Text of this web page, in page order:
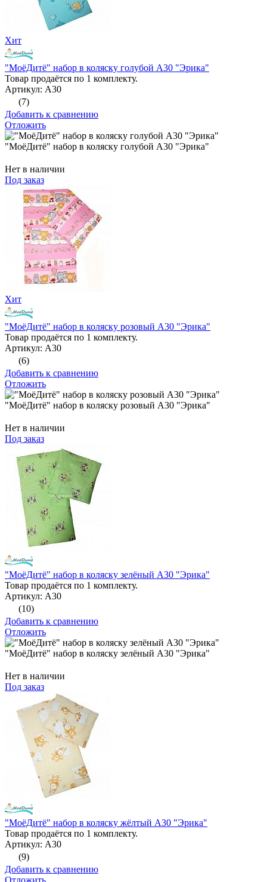
Хит
"МоёДитё" набор в коляску голубой А30 "Эрика"
Товар продаётся по 1 комплекту.
Артикул: А30
(7)
Добавить к сравнению
Отложить
"МоёДитё" набор в коляску голубой А30 "Эрика"
Нет в наличии
Под заказ
Хит
"МоёДитё" набор в коляску розовый А30 "Эрика"
Товар продаётся по 1 комплекту.
Артикул: А30
(6)
Добавить к сравнению
Отложить
"МоёДитё" набор в коляску розовый А30 "Эрика"
Нет в наличии
Под заказ
"МоёДитё" набор в коляску зелёный А30 "Эрика"
Товар продаётся по 1 комплекту.
Артикул: А30
(10)
Добавить к сравнению
Отложить
"МоёДитё" набор в коляску зелёный А30 "Эрика"
Нет в наличии
Под заказ
"МоёДитё" набор в коляску жёлтый А30 "Эрика"
Товар продаётся по 1 комплекту.
Артикул: А30
(9)
Добавить к сравнению